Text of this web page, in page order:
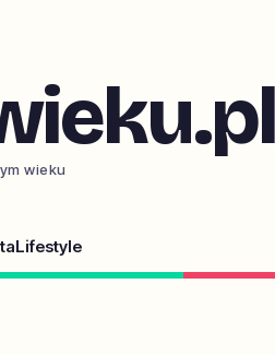
wieku
Lifestyle